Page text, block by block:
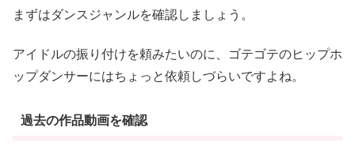
まずはダンスジャンルを確認しましょう。
アイドルの振り付けを頼みたいのに、ゴテゴテのヒップホ
ップダンサーにはちょっと依頼しづらいですよね。
過去の作品動画を確認